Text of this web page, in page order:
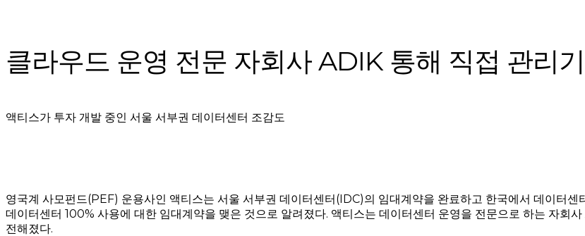
클라우드 운영 전문 자회사 ADIK 통해 직접 관리
액티스가 투자 개발 중인 서울 서부권 데이터센터 조감도
영국계 사모펀드(PEF) 운용사인 액티스는 서울 서부권 데이터센터(IDC)의 임대계약을 완료하고 한국에서 데이터
데이터센터 100% 사용에 대한 임대계약을 맺은 것으로 알려졌다. 액티스는 데이터센터 운영을 전문으로 하는 자회
전해졌다.